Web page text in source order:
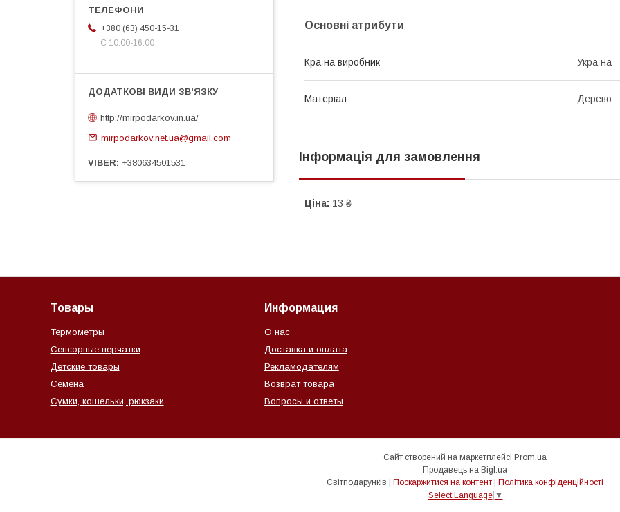
Основні атрибути
Країна виробник Україна
Матеріал Дерево
Інформація для замовлення
Ціна: 13 ₴
+380 (63) 450-15-31
С 10:00-16:00
http://mirpodarkov.in.ua/
mirpodarkov.net.ua@gmail.com
VIBER +380634501531
Товары
Термометры
Сенсорные перчатки
Детские товары
Семена
Сумки, кошельки, рюкзаки
Информация
О нас
Доставка и оплата
Рекламодателям
Возврат товара
Вопросы и ответы
Сайт створений на маркетплейсі Prom.ua
Продавець на Bigl.ua
Поскаржитися на контент
Політика конфіденційності
Select Language ▼